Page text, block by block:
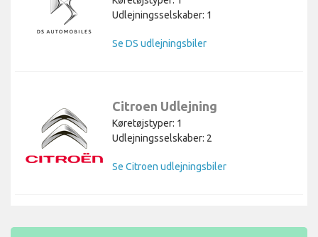
Udlejningsselskaber: 1
Se DS udlejningsbiler
Citroen Udlejning
Køretøjstyper: 1
Udlejningsselskaber: 2
Se Citroen udlejningsbiler